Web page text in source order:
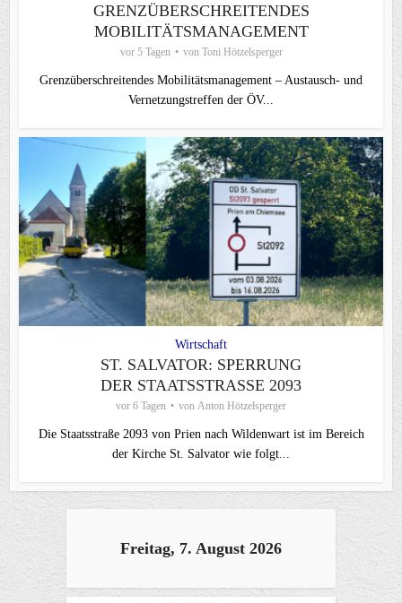
GRENZÜBERSCHREITENDES
MOBILITÄTSMANAGEMENT
vor 5 Tagen von Toni Hötzelsperger
Grenzüberschreitendes Mobilitätsmanagement – Austausch- und
Vernetzungstreffen der ÖV...
Wirtschaft
ST. SALVATOR: SPERRUNG
DER STAATSSTRASSE 2093
vor 6 Tagen von Anton Hötzelsperger
Die Staatsstraße 2093 von Prien nach Wildenwart ist im Bereich
der Kirche St. Salvator wie folgt...
Freitag, 7. August 2026